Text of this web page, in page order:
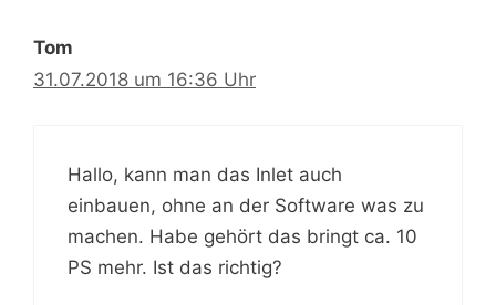
Tom
31.07.2018 um 16:36 Uhr
Hallo, kann man das Inlet auch
einbauen, ohne an der Software was zu
machen. Habe gehört das bringt ca. 10
PS mehr. Ist das richtig?